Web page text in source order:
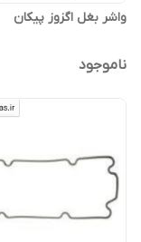
واشر بغل اگزوز پیکان
ناموجود